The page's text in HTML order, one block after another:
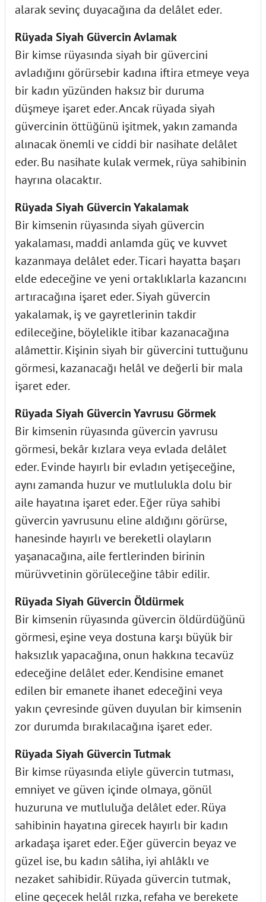
alarak sevinç duyacağına da delâlet eder.
Rüyada Siyah Güvercin Avlamak
Bir kimse rüyasında siyah bir güvercini
avladığını görürsebir kadına iftira etmeye veya
bir kadın yüzünden haksız bir duruma
düşmeye işaret eder. Ancak rüyada siyah
güvercinin öttüğünü işitmek, yakın zamanda
alınacak önemli ve ciddi bir nasihate delâlet
eder. Bu nasihate kulak vermek, rüya sahibinin
hayrına olacaktır.
Rüyada Siyah Güvercin Yakalamak
Bir kimsenin rüyasında siyah güvercin
yakalaması, maddi anlamda güç ve kuvvet
kazanmaya delâlet eder. Ticari hayatta başarı
elde edeceğine ve yeni ortaklıklarla kazancını
artıracağına işaret eder. Siyah güvercin
yakalamak, iş ve gayretlerinin takdir
edileceğine, böylelikle itibar kazanacağına
alâmettir. Kişinin siyah bir güvercini tuttuğunu
görmesi, kazanacağı helâl ve değerli bir mala
işaret eder.
Rüyada Siyah Güvercin Yavrusu Görmek
Bir kimsenin rüyasında güvercin yavrusu
görmesi, bekâr kızlara veya evlada delâlet
eder. Evinde hayırlı bir evladın yetişeceğine,
aynı zamanda huzur ve mutlulukla dolu bir
aile hayatına işaret eder. Eğer rüya sahibi
güvercin yavrusunu eline aldığını görürse,
hanesinde hayırlı ve bereketli olayların
yaşanacağına, aile fertlerinden birinin
mürüvvetinin görüleceğine tâbir edilir.
Rüyada Siyah Güvercin Öldürmek
Bir kimsenin rüyasında güvercin öldürdüğünü
görmesi, eşine veya dostuna karşı büyük bir
haksızlık yapacağına, onun hakkına tecavüz
edeceğine delâlet eder. Kendisine emanet
edilen bir emanete ihanet edeceğini veya
yakın çevresinde güven duyulan bir kimsenin
zor durumda bırakılacağına işaret eder.
Rüyada Siyah Güvercin Tutmak
Bir kimse rüyasında eliyle güvercin tutması,
emniyet ve güven içinde olmaya, gönül
huzuruna ve mutluluğa delâlet eder. Rüya
sahibinin hayatına girecek hayırlı bir kadın
arkadaşa işaret eder. Eğer güvercin beyaz ve
güzel ise, bu kadın sâliha, iyi ahlâklı ve
nezaket sahibidir. Rüyada güvercin tutmak,
eline geçecek helâl rızka, refaha ve berekete